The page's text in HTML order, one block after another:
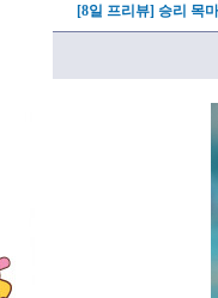
[8일 프리뷰] 승리 목